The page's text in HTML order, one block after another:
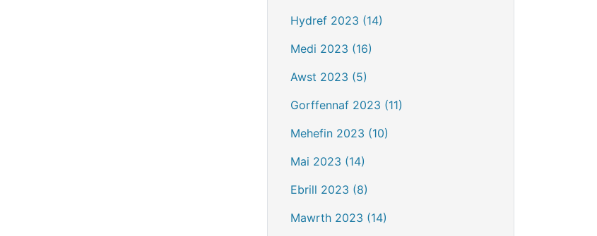
Hydref 2023 (14)
Medi 2023 (16)
Awst 2023 (5)
Gorffennaf 2023 (11)
Mehefin 2023 (10)
Mai 2023 (14)
Ebrill 2023 (8)
Mawrth 2023 (14)